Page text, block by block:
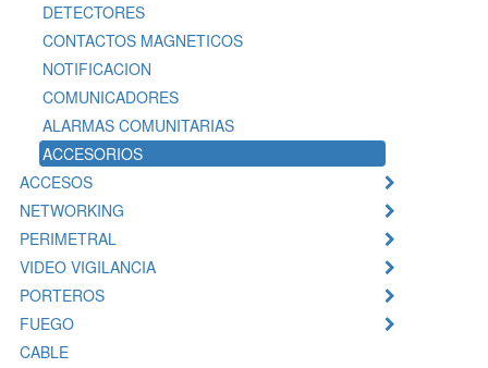
DETECTORES
CONTACTOS MAGNETICOS
NOTIFICACION
COMUNICADORES
ALARMAS COMUNITARIAS
ACCESORIOS
ACCESOS
NETWORKING
PERIMETRAL
VIDEO VIGILANCIA
PORTEROS
FUEGO
CABLE